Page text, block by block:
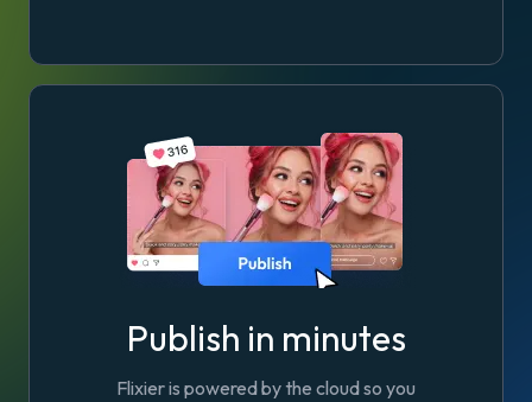
Publish in minutes
Flixier is powered by the cloud so you